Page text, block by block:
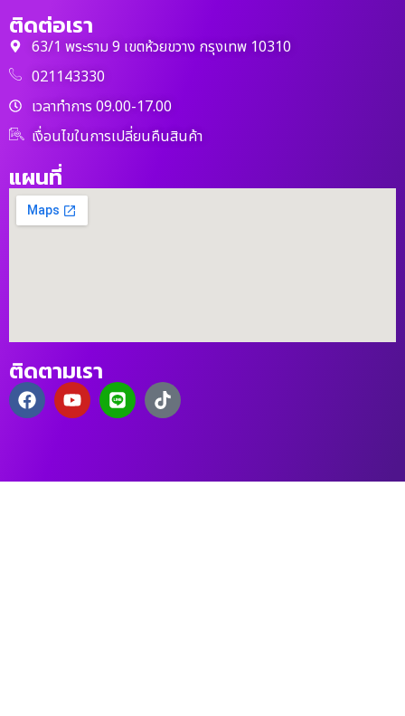
ติดต่อเรา
63/1 พระราม 9 เขตห้วยขวาง กรุงเทพ 10310
021143330
เวลาทำการ 09.00-17.00
เงื่อนไขในการเปลี่ยนคืนสินค้า
แผนที่
ติดตามเรา